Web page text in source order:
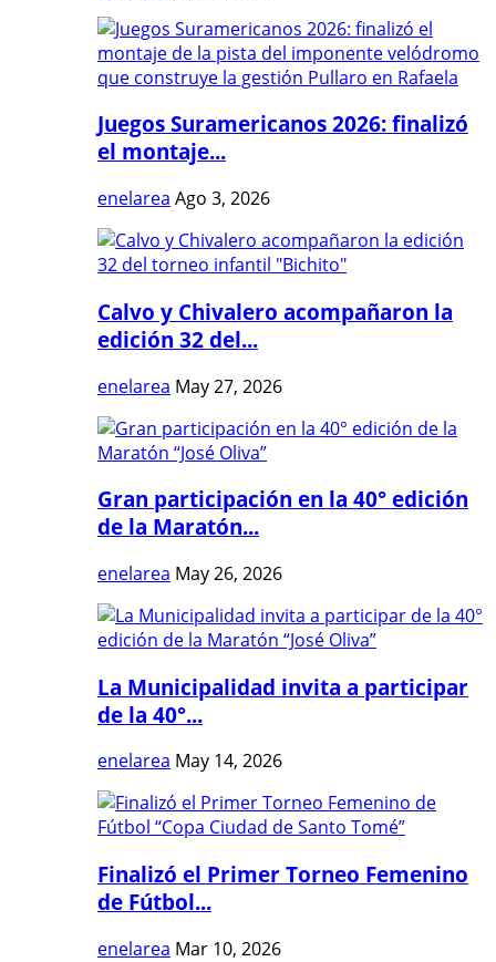
Juegos Suramericanos 2026: finalizó
el montaje...
enelarea Ago 3, 2026
Calvo y Chivalero acompañaron la
edición 32 del...
enelarea May 27, 2026
Gran participación en la 40° edición
de la Maratón...
enelarea May 26, 2026
La Municipalidad invita a participar
de la 40°...
enelarea May 14, 2026
Finalizó el Primer Torneo Femenino
de Fútbol...
enelarea Mar 10, 2026